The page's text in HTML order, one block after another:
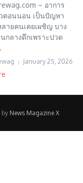
– อาการ
ตอนนอน เป็นปัญหา
ายคนเคยเผชิญ บาง
กลางดึกเพราะปวด
January 25, 2026
by News Magazine X